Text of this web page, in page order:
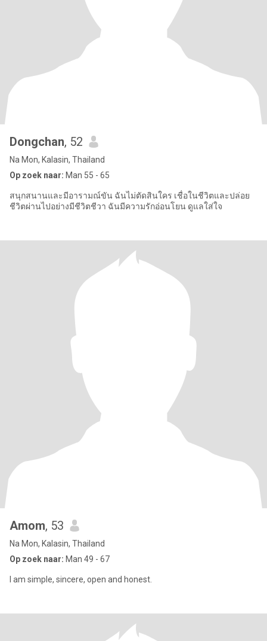
Dongchan, 52
Na Mon, Kalasin, Thailand
Op zoek naar: Man 55 - 65
สนุกสนานและมีอารามณ์ขัน ฉันไม่ตัดสินใคร เชื่อในชีวิตและปล่อย
ชีวิตผ่านไปอย่างมีชีวิตชีวา ฉันมีความรักอ่อนโยน ดูแลใส่ใจ
Amom, 53
Na Mon, Kalasin, Thailand
Op zoek naar: Man 49 - 67
I am simple, sincere, open and honest.